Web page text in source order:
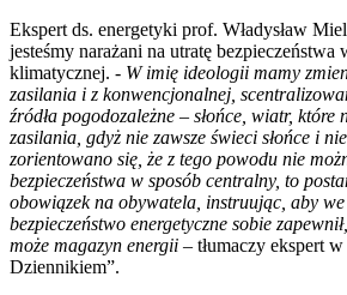
Ekspert ds. energetyki prof. Władysław
jesteśmy narażani na utratę
klimatycznej. - W imię ideologii mamy
zasilania i z konwencjonalnej,
źródła pogodozależne – słońce, wiatr,
zasilania, gdyż nie zawsze świeci słońce i
zorientowano się, że z tego powodu nie
bezpieczeństwa w sposób centralny, to
obowiązek na obywatela, instruując, aby we
bezpieczeństwo energetyczne sobie
może magazyn energii – tłumaczy ekspert
Dziennikiem”.